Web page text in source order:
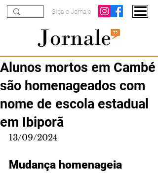
Siga o Jornale
Alunos mortos em Cambé
são homenageados com
nome de escola estadual
em Ibiporã
13/09/2024
Mudança homenageia